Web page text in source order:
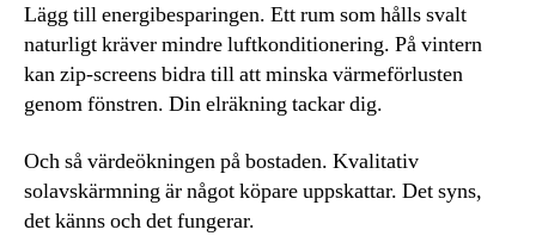
Lägg till energibesparingen. Ett rum som hålls svalt
naturligt kräver mindre luftkonditionering. På vintern
kan zip-screens bidra till att minska värmeförlusten
genom fönstren. Din elräkning tackar dig.
Och så värdeökningen på bostaden. Kvalitativ
solavskärmning är något köpare uppskattar. Det syns,
det känns och det fungerar.